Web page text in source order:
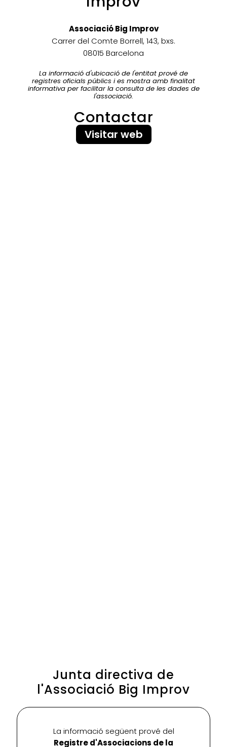
Associació Big Improv
Carrer del Comte Borrell, 143, bxs.
08015 Barcelona
La informació d'ubicació de l'entitat prové de
registres oficials públics i es mostra amb finalitat
informativa per facilitar la consulta de les dades de
l'associació.
Contactar
Visitar web
Junta directiva de
l'Associació Big Improv
La informació següent prové del
Registre d'Associacions de la